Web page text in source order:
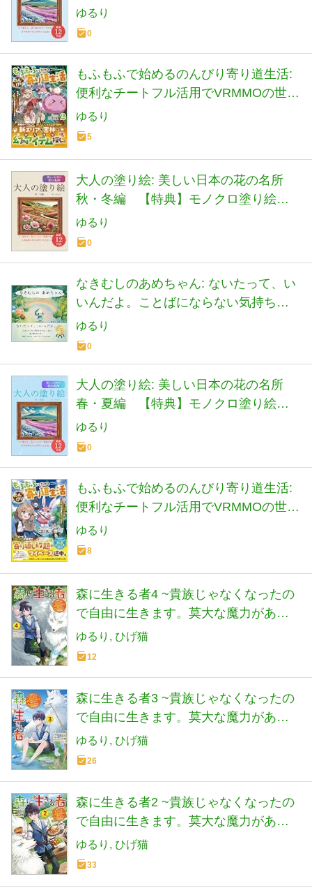
タプレゼント付き
ゆるり
0
もふもふで始めるのんびり寄り道生活:
便利なチートフル活用でVRMMOの世界
を冒険します! (2)
ゆるり
5
大人の塗り絵: 美しい日本の花の名所
秋・冬編 【特典】モノクロ塗り絵デ
ータプレゼント付き
ゆるり
0
なきむしのあめちゃん: ないたって、い
いんだよ。ことばにならない気持ちを
やさしく包む読みきかせえほん
ゆるり
0
大人の塗り絵: 美しい日本の花の名所
春・夏編 【特典】モノクロ塗り絵デ
ータプレゼント付き
ゆるり
0
もふもふで始めるのんびり寄り道生活:
便利なチートフル活用でVRMMOの世界
を冒険します!
ゆるり
8
森に生きる者4 ~貴族じゃなくなったの
で自由に生きます。莫大な魔力がある
から森の中でも安全快適です~ (電撃の
新文芸)
ゆるり ひげ猫
12
森に生きる者3 ~貴族じゃなくなったの
で自由に生きます。莫大な魔力がある
から森の中でも安全快適です~ (電撃の
新文芸)
ゆるり ひげ猫
26
森に生きる者2 ~貴族じゃなくなったの
で自由に生きます。莫大な魔力がある
から森の中でも安全快適です~ (電撃の
新文芸)
ゆるり ひげ猫
33